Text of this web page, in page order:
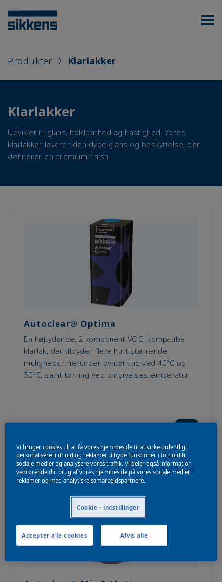
Produkter Klarlakker
Klarlakker
Udviklet til glans, holdbarhed og hastighed. Vores
klarlakker leverer den dybe glans og beskyttelse, der
definerer en premium finish.
Autoclear® Optima
En højtydende, 2 komponent VOC kompatibel
klarlak, der tilbyder flere hurtigtørrende
muligheder, herunder ovntørring ved 40°C og
50°C, samt tørring ved omgivelsestemperatur
Vi bruger cookies til, at få vores hjemmeside til at virke ordentligt,
personalisere indhold og reklamer, tilbyde funktioner i forhold til
sociale medier og analysere vores traffik. Vi deler også information
vedrørende din brug af vores hjemmeside på vores sociale medier, i
reklamer og med analytiske samarbejdspartnere.
Cookie - indstillinger
Afvis alle
Accepter alle cookies